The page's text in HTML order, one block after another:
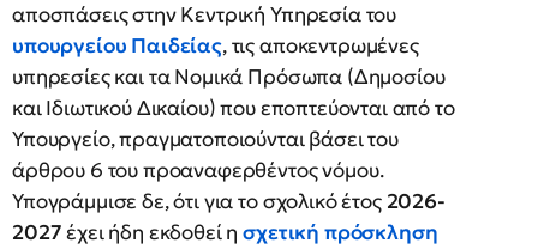
αποσπάσεις στην Κεντρική Υπηρεσία του
υπουργείου Παιδείας, τις αποκεντρωμένες
υπηρεσίες και τα Νομικά Πρόσωπα (Δημοσίου
και Ιδιωτικού Δικαίου) που εποπτεύονται από το
Υπουργείο, πραγματοποιούνται βάσει του
άρθρου 6 του προαναφερθέντος νόμου.
Υπογράμμισε δε, ότι για το σχολικό έτος 2026-
2027έχει ήδη εκδοθεί ησχετική πρόσκληση